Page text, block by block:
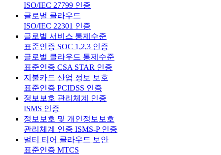
ISO/IEC 27799 인증
글로벌 클라우드
ISO/IEC 22301 인증
글로벌 서비스 통제수준
표준인증 SOC 1,2,3 인증
글로벌 클라우드 통제수준
표준인증 CSA STAR 인증
지불카드 산업 정보 보호
표준인증 PCIDSS 인증
정보보호 관리체계 인증
ISMS 인증
정보보호 및 개인정보보호
관리체계 인증 ISMS-P 인증
멀티 티어 클라우드 보안
표준인증 MTCS